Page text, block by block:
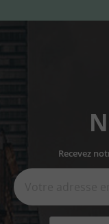
Recevez